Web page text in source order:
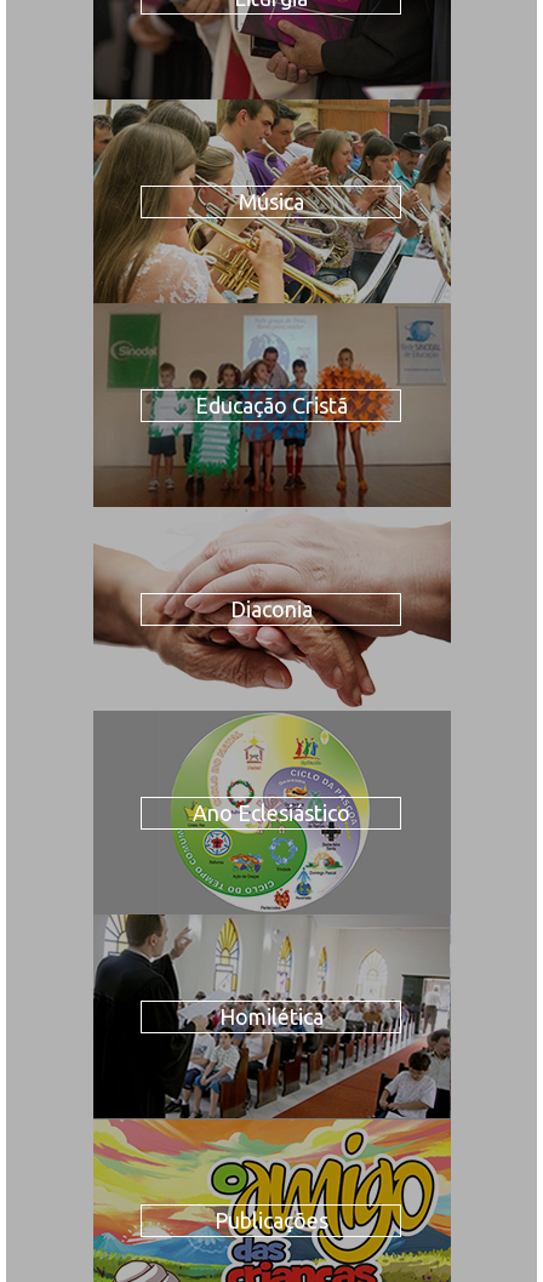
Música
Educação Cristã
Diaconia
Ano Eclesiástico
Homilética
Publicações